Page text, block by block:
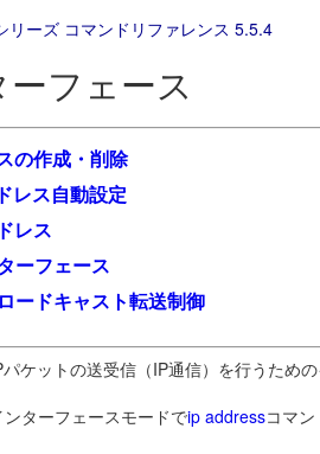
リーズ コマンドリファレンス 5.5.4
フェース
の作成・削除
レス自動設定
レス
ーフェース
ードキャスト転送制御
ケットの送受信（IP通信）を行うため
ターフェースモードでip addressコマ